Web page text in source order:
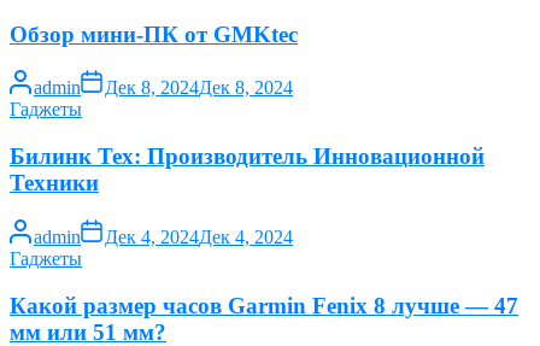
Обзор мини-ПК от GMKtec
admin Дек 8, 2024Дек 8, 2024
Гаджеты
Билинк Тех: Производитель Инновационной
Техники
admin Дек 4, 2024Дек 4, 2024
Гаджеты
Какой размер часов Garmin Fenix 8 лучше — 47
мм или 51 мм?